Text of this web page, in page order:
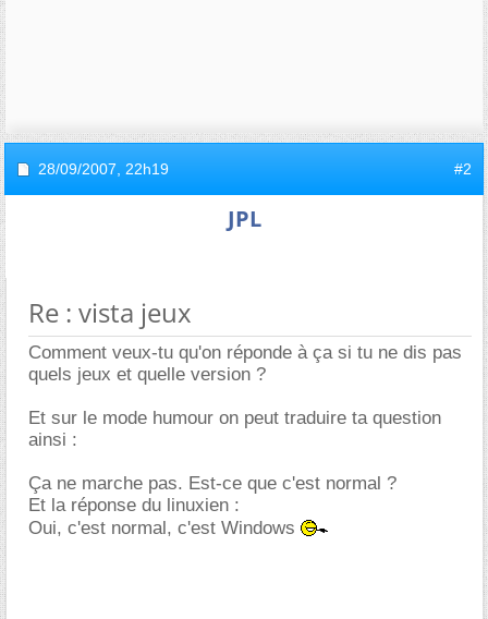
28/09/2007, 22h19 #2
JPL
Re : vista jeux
Comment veux-tu qu'on réponde à ça si tu ne dis pas
quels jeux et quelle version ?
Et sur le mode humour on peut traduire ta question
ainsi :
Ça ne marche pas. Est-ce que c'est normal ?
Et la réponse du linuxien :
Oui, c'est normal, c'est Windows